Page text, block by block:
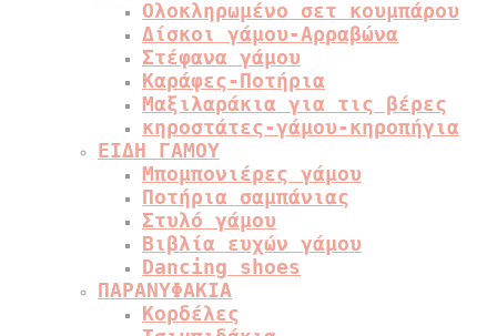
Ολοκληρωμένο σετ κουμπάρου
Δίσκοι γάμου-Αρραβώνα
Στέφανα γάμου
Καράφες-Ποτήρια
Μαξιλαράκια για τις βέρες
κηροστάτες-γάμου-κηροπήγια
ΕΙΔΗ ΓΑΜΟΥ
Μπομπονιέρες γάμου
Ποτήρια σαμπάνιας
Στυλό γάμου
Βιβλία ευχών γάμου
Dancing shoes
ΠΑΡΑΝΥΦΑΚΙΑ
Κορδέλες